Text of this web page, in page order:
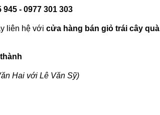
945 - 0977 301 303
liên hệ với cửa hàng bán giỏ trái cây
Hai với Lê Văn Sỹ)